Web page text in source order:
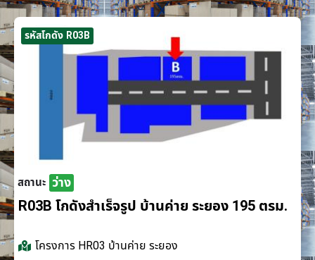
รหัสโกดัง R03B
สถานะ ว่าง
R03B โกดังสำเร็จรูป บ้านค่าย ระยอง 195 ตรม.
โครงการ HR03 บ้านค่าย ระยอง